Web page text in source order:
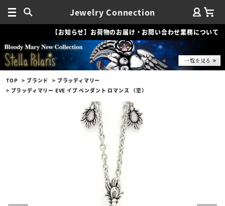
Jewelry Connection
【お知らせ】お荷物のお届け・お問い合わせ業務について
TOP ブランド
ブラッディマリー
ブラッディマリー EVE イブ ペンダント ロマンス （恋）